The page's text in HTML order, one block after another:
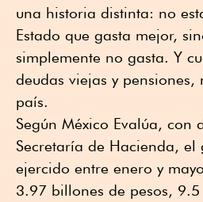
una historia distinta: no
Estado que gasta mejor,
simplemente no gasta. Y
deudas viejas y pensiones,
país.
Según México Evalúa, con
Secretaría de Hacienda, el
ejercido entre enero y
3.97 billones de pesos,